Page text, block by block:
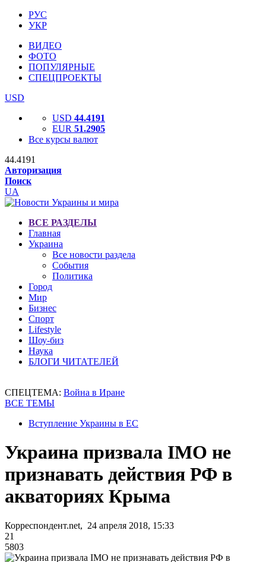
РУС
УКР
ВИДЕО
ФОТО
ПОПУЛЯРНЫЕ
СПЕЦПРОЕКТЫ
USD
USD 44.4191
EUR 51.2905
Все курсы валют
44.4191
Авторизация
Поиск
UA
ВСЕ РАЗДЕЛЫ
Главная
Украина
Все новости раздела
События
Политика
Город
Мир
Бизнес
Спорт
Lifestyle
Шоу-биз
Наука
БЛОГИ ЧИТАТЕЛЕЙ
СПЕЦТЕМА: Война в Иране
ВСЕ ТЕМЫ
Вступление Украины в ЕС
Украина призвала IMO не
признавать действия РФ в
акваториях Крыма
Корреспондент.net, 24 апреля 2018, 15:33
21
5803